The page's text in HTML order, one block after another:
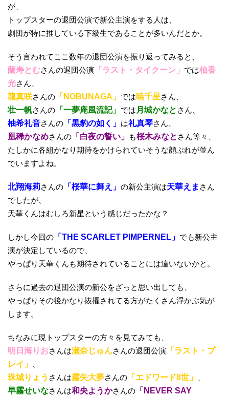
が、
トップスターの退団公演で新公主演をする人は、
劇団が特に推している下級生であることが多いんだとか。
そう言われてここ数年の退団公演を振り返ってみると、
蘭寿とむさんの退団公演 「ラスト・タイクーン」 では柚香
光さん、
龍真咲さんの 「NOBUNAGA」 では暁千星さん、
壮一帆さんの 「一夢庵風流記」 では 月城かなと さん、
柚希礼音さんの 「黒豹の如く」 は礼真琴さん、
凰稀かなめさんの 「白夜の誓い」 も桜木みなと さん等々、
たしかに各組かなり期待をかけられていそうな顔ぶれが並ん
でいますよね。
北翔海莉さんの 「桜華に舞え」 の新公主演は天華えま さん
でしたが、
天華くんはむしろ新星という感じだったかな？
しかし今回の 「THE SCARLET PIMPERNEL」 でも新公主
演が決定しているので、
やっぱり天華くんも期待されていることには違いないかと。
さらに過去の退団公演の新公をざっと思い出しても、
やっぱりその後かなり抜擢されてる方がたくさん浮かぶ気が
します。
ちなみに現トップスターの方々を見てみても、
明日海りおさんは瀬奈じゅんさんの退団公演 「ラスト・プ
レイ」
珠城りょう さんは霧矢大夢さんの 「エドワード8世」
早霧せいなさんは和央ようかさんの 「NEVER SAY